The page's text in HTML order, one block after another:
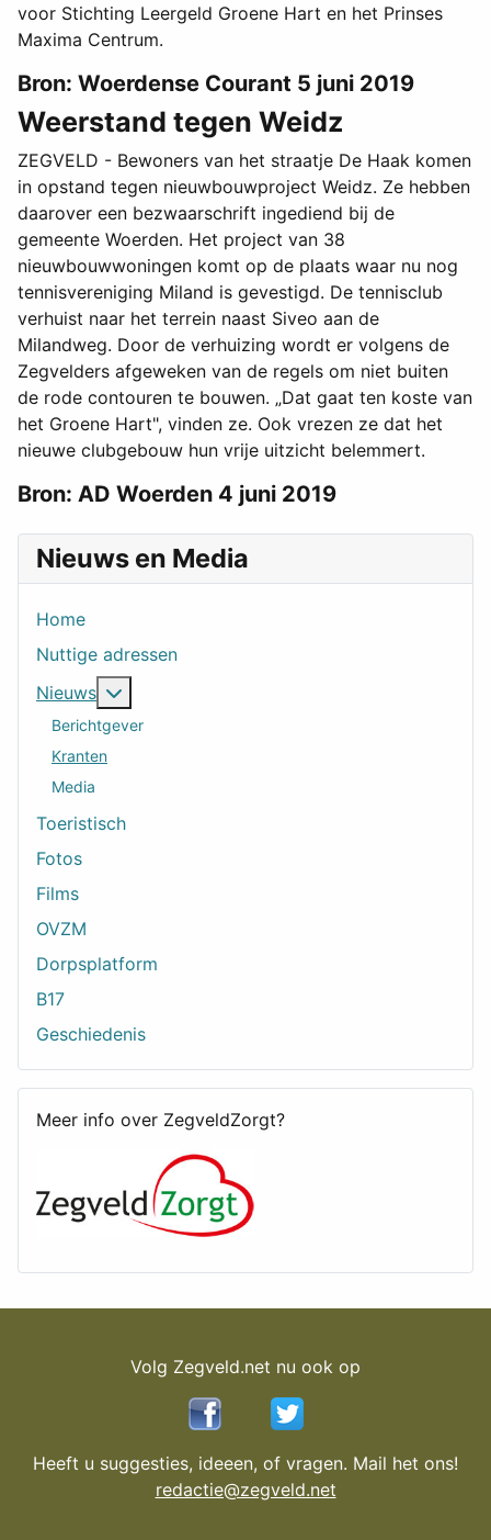
Nieuws en Media
Home
Nuttige adressen
Nieuws
Berichtgever
Kranten
Media
Toeristisch
Fotos
Films
OVZM
Dorpsplatform
B17
Geschiedenis
Meer info over ZegveldZorgt?
voor Stichting Leergeld Groene Hart en het Prinses
Maxima Centrum.
Bron: Woerdense Courant 5 juni 2019
Weerstand tegen Weidz
ZEGVELD - Bewoners van het straatje De Haak komen
in opstand tegen nieuwbouwproject Weidz. Ze hebben
daarover een bezwaarschrift ingediend bij de
gemeente Woerden. Het project van 38
nieuwbouwwoningen komt op de plaats waar nu nog
tennisvereniging Miland is gevestigd. De tennisclub
verhuist naar het terrein naast Siveo aan de
Milandweg. Door de verhuizing wordt er volgens de
Zegvelders afgeweken van de regels om niet buiten
de rode contouren te bouwen. „Dat gaat ten koste van
het Groene Hart", vinden ze. Ook vrezen ze dat het
nieuwe clubgebouw hun vrije uitzicht belemmert.
Bron: AD Woerden 4 juni 2019
Volg Zegveld.net nu ook op
Heeft u suggesties, ideeen, of vragen. Mail het ons!
redactie@zegveld.net